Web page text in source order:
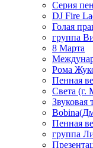
Серия
DJ Fire
Голая
группа
8 Марта
Рома
Пенная
Света (г.
Звуковая
Пенная
группа